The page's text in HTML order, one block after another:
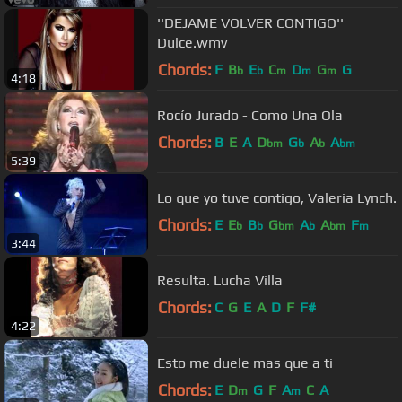
4:18
''DEJAME VOLVER CONTIGO''
Dulce.wmv
Chords: F Bb Eb Cm Dm Gm G
5:39
Rocío Jurado - Como Una Ola
Chords: B E A Dbm Gb Ab Abm
3:44
Lo que yo tuve contigo, Valeria Lynch.
Chords: E Eb Bb Gbm Ab Abm Fm
4:22
Resulta. Lucha Villa
Chords: C G E A D F F#
Esto me duele mas que a ti
Chords: E Dm G F Am C A